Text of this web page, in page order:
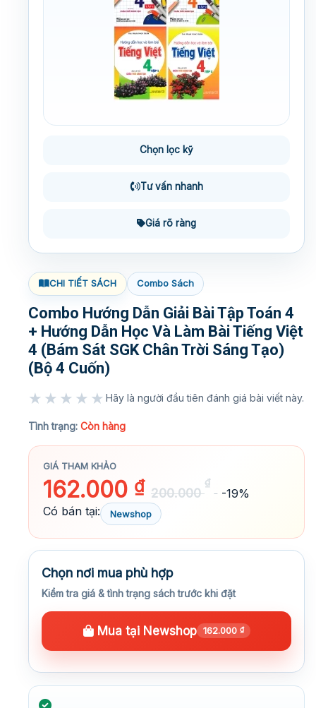
Chọn lọc kỹ
Tư vấn nhanh
Giá rõ ràng
CHI TIẾT SÁCH Combo Sách
Combo Hướng Dẫn Giải Bài Tập Toán 4
+ Hướng Dẫn Học Và Làm Bài Tiếng Việt
4 (Bám Sát SGK Chân Trời Sáng Tạo)
(Bộ 4 Cuốn)
★★★★★ Hãy là người đầu tiên đánh giá bài viết này.
Tình trạng: Còn hàng
GIÁ THAM KHẢO
162.000 ₫ 200.000
₫
-19%
Có bán tại:
Newshop
Chọn nơi mua phù hợp
Kiểm tra giá & tình trạng sách trước khi đặt
Mua tại Newshop 162.000 ₫